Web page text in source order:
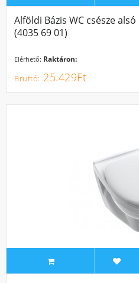
Alföldi Bázis WC csésze
(4035 69 01)
Elérhető: Raktáron:
25.429Ft